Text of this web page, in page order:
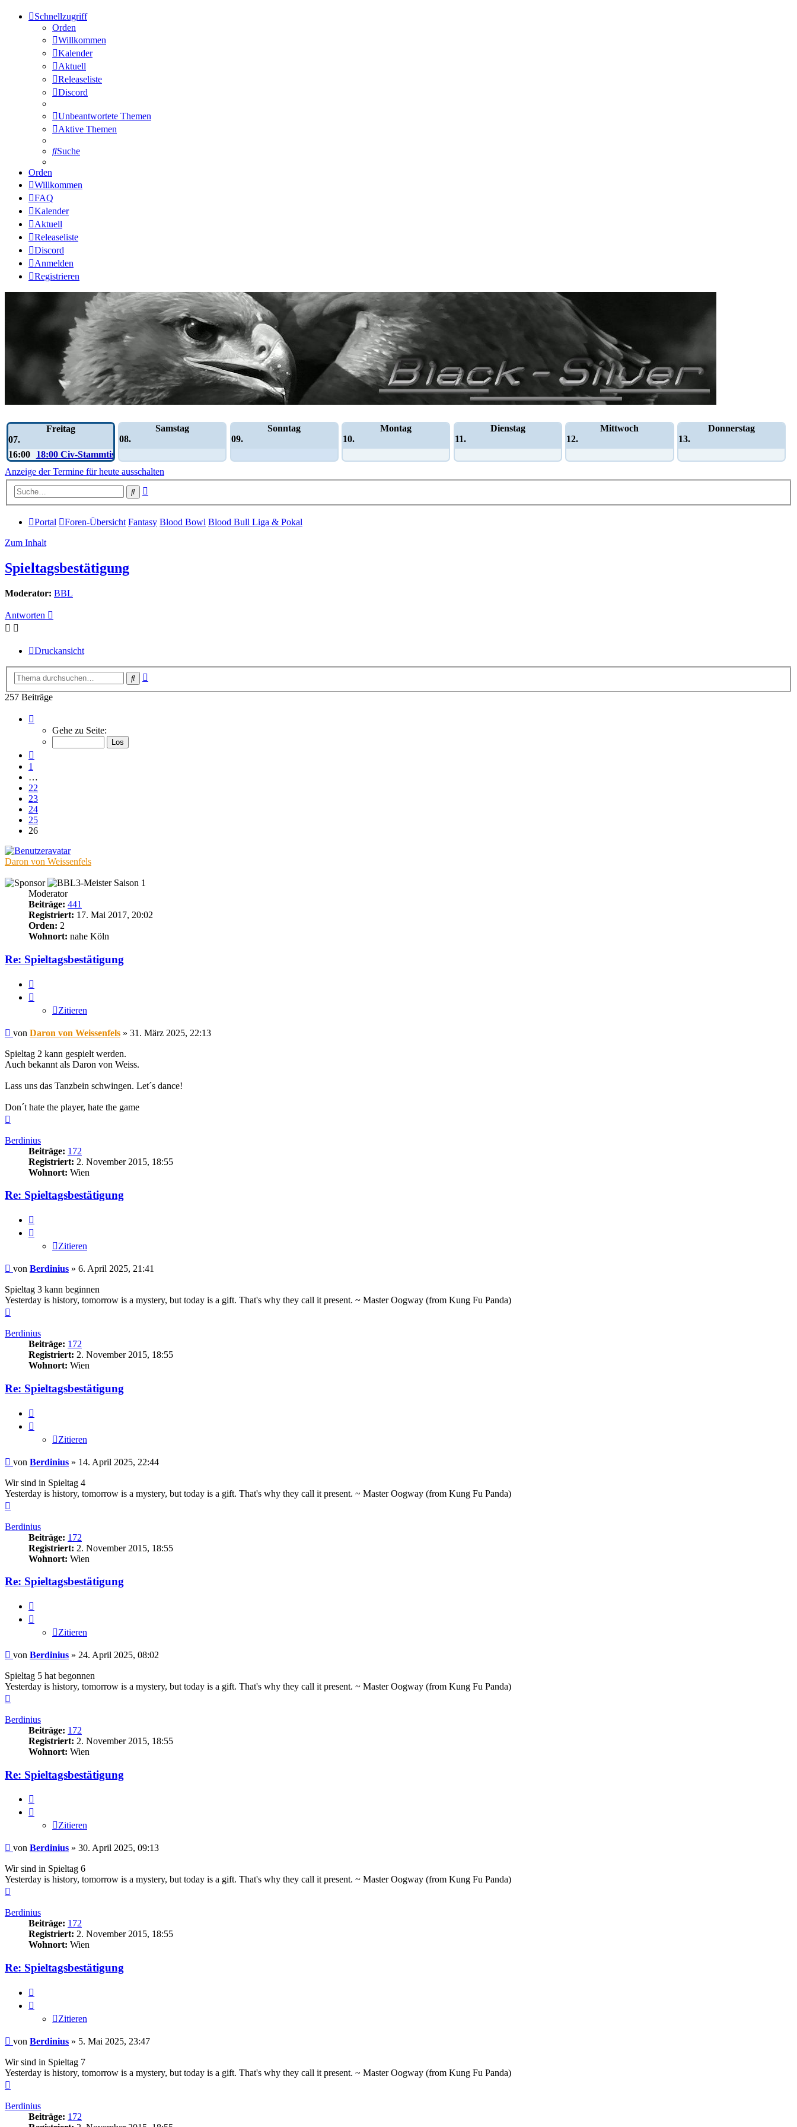
Schnellzugriff
Orden
Willkommen
Kalender
Aktuell
Releaseliste
Discord
Unbeantwortete Themen
Aktive Themen
Suche
Orden
Willkommen
FAQ
Kalender
Aktuell
Releaseliste
Discord
Anmelden
Registrieren
Freitag
07.
16:00
18:00 Civ-Stammtisch
Samstag
08.
Sonntag
09.
Montag
10.
Dienstag
11.
Mittwoch
12.
Donnerstag
13.
Anzeige der Termine für heute ausschalten
Suche
Portal Foren-Übersicht Fantasy Blood Bowl Blood Bull Liga & Pokal
Zum Inhalt
Spieltagsbestätigung
Moderator: BBL
Antworten
Druckansicht
Suche
257 Beiträge
26
von
Gehe zu Seite:
1
…
22
23
24
25
26
Daron von Weissenfels
Moderator
Beiträge: 441
Registriert: 17. Mai 2017, 20:02
Orden: 2
Wohnort: nahe Köln
Re: Spieltagsbestätigung
Zitieren
Beitrag
von Daron von Weissenfels » 31. März 2025, 22:13
Spieltag 2 kann gespielt werden.
Auch bekannt als Daron von Weiss.
Lass uns das Tanzbein schwingen. Let´s dance!
Don´t hate the player, hate the game
Berdinius
Beiträge: 172
Registriert: 2. November 2015, 18:55
Wohnort: Wien
Re: Spieltagsbestätigung
Zitieren
Beitrag
von Berdinius » 6. April 2025, 21:41
Spieltag 3 kann beginnen
Yesterday is history, tomorrow is a mystery, but today is a gift. That's why they call it present. ~ Master Oogway (from Kung Fu Panda)
Berdinius
Beiträge: 172
Registriert: 2. November 2015, 18:55
Wohnort: Wien
Re: Spieltagsbestätigung
Zitieren
Beitrag
von Berdinius » 14. April 2025, 22:44
Wir sind in Spieltag 4
Yesterday is history, tomorrow is a mystery, but today is a gift. That's why they call it present. ~ Master Oogway (from Kung Fu Panda)
Berdinius
Beiträge: 172
Registriert: 2. November 2015, 18:55
Wohnort: Wien
Re: Spieltagsbestätigung
Zitieren
Beitrag
von Berdinius » 24. April 2025, 08:02
Spieltag 5 hat begonnen
Yesterday is history, tomorrow is a mystery, but today is a gift. That's why they call it present. ~ Master Oogway (from Kung Fu Panda)
Berdinius
Beiträge: 172
Registriert: 2. November 2015, 18:55
Wohnort: Wien
Re: Spieltagsbestätigung
Zitieren
Beitrag
von Berdinius » 30. April 2025, 09:13
Wir sind in Spieltag 6
Yesterday is history, tomorrow is a mystery, but today is a gift. That's why they call it present. ~ Master Oogway (from Kung Fu Panda)
Berdinius
Beiträge: 172
Registriert: 2. November 2015, 18:55
Wohnort: Wien
Re: Spieltagsbestätigung
Zitieren
Beitrag
von Berdinius » 5. Mai 2025, 23:47
Wir sind in Spieltag 7
Yesterday is history, tomorrow is a mystery, but today is a gift. That's why they call it present. ~ Master Oogway (from Kung Fu Panda)
Berdinius
Beiträge: 172